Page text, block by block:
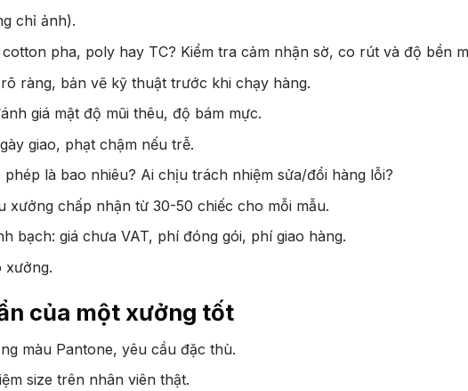
chỉ ảnh).
pha, poly hay TC? Kiểm tra cảm nhận sờ, co rút và độ bền
ràng, bản vẽ kỹ thuật trước khi chạy hàng.
giá mật độ mũi thêu, độ bám mực.
giao, phạt chậm nếu trễ.
là bao nhiêu? Ai chịu trách nhiệm sửa/đổi hàng lỗi?
xưởng chấp nhận từ 30-50 chiếc cho mỗi mẫu.
bạch: giá chưa VAT, phí đóng gói, phí giao hàng.
xưởng.
của một xưởng tốt
màu Pantone, yêu cầu đặc thù.
size trên nhân viên thật.